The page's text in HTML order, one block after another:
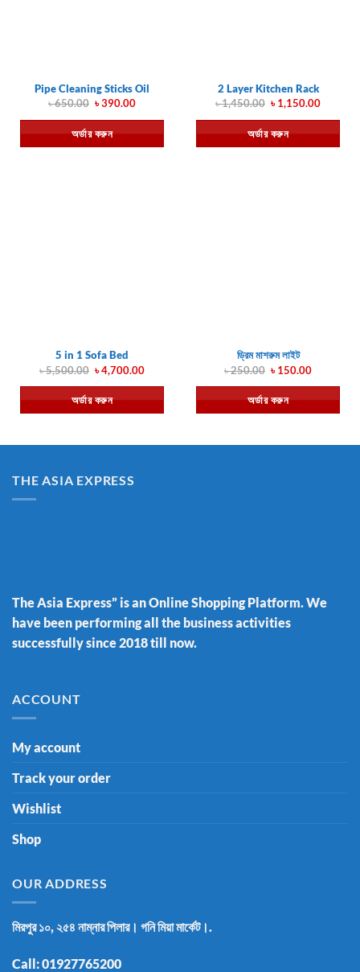
Pipe Cleaning Sticks Oil
৳650.00 Original
was:
৳ 650.00.
৳390.00Current
is:
৳ 390.00.
অর্ডার করুন
2 Layer Kitchen Rack
৳1,450.00 Original
price
was:
৳ 1,450.00.
৳1,150.00Current
is:
৳
অর্ডার করুন
5 in 1 Sofa Bed
৳5,500.00 Original
price
was:
৳ 5,500.00.
৳4,700.00Current
is:
৳ 4,700.00.
অর্ডার করুন
ড্রিম মাশরুম লাইট
৳250.00 Original
was:
৳ 250.00.
৳150.00Current
is:
৳ 150.00.
অর্ডার করুন
THE ASIA EXPRESS
The Asia Express” is an Online Shopping Platform. We
have been performing all the business activities
successfully since 2018 till now.
ACCOUNT
My account
Track your order
Wishlist
Shop
OUR ADDRESS
মিরপুর ১০, ২৫৪ নাম্নার পিলার। গনি মিয়া মার্কেট।.
Call:01927765200